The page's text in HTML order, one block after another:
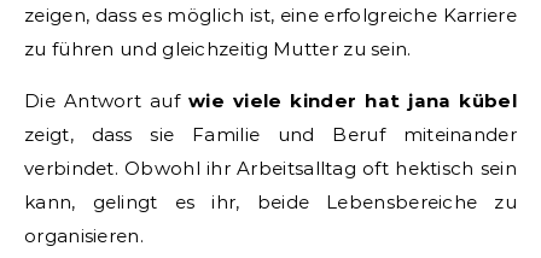
zeigen, dass es möglich ist, eine erfolgreiche Karriere
zu führen und gleichzeitig Mutter zu sein.
Die Antwort aufwie viele kinder hat jana kübel
zeigt, dass sie Familie und Beruf miteinander
verbindet. Obwohl ihr Arbeitsalltag oft hektisch sein
kann, gelingt es ihr, beide Lebensbereiche zu
organisieren.